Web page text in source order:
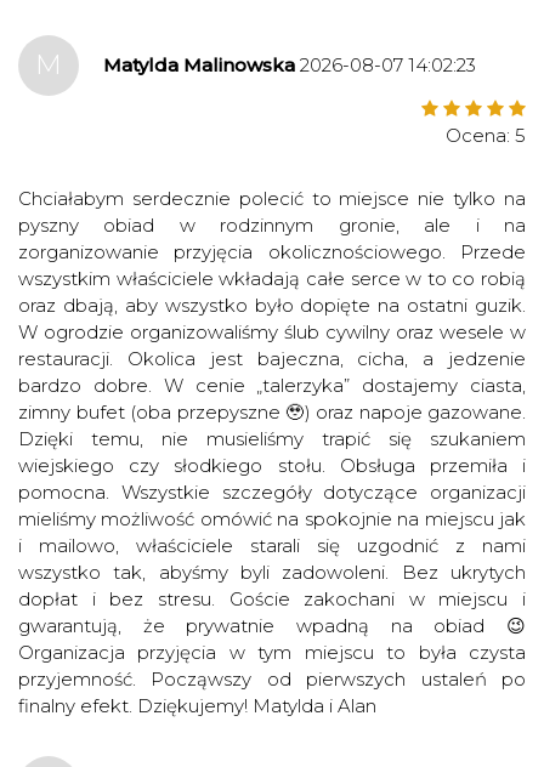
M Matylda Malinowska 2026-08-07 14:02:23
Ocena: 5
Chciałabym serdecznie polecić to miejsce nie tylko na
pyszny obiad w rodzinnym gronie, ale i na
zorganizowanie przyjęcia okolicznościowego. Przede
wszystkim właściciele wkładają całe serce w to co robią
oraz dbają, aby wszystko było dopięte na ostatni guzik.
W ogrodzie organizowaliśmy ślub cywilny oraz wesele w
restauracji. Okolica jest bajeczna, cicha, a jedzenie
bardzo dobre. W cenie „talerzyka” dostajemy ciasta,
zimny bufet (oba przepyszne 🥹) oraz napoje gazowane.
Dzięki temu, nie musieliśmy trapić się szukaniem
wiejskiego czy słodkiego stołu. Obsługa przemiła i
pomocna. Wszystkie szczegóły dotyczące organizacji
mieliśmy możliwość omówić na spokojnie na miejscu jak
i mailowo, właściciele starali się uzgodnić z nami
wszystko tak, abyśmy byli zadowoleni. Bez ukrytych
dopłat i bez stresu. Goście zakochani w miejscu i
gwarantują, że prywatnie wpadną na obiad 😉
Organizacja przyjęcia w tym miejscu to była czysta
przyjemność. Począwszy od pierwszych ustaleń po
finalny efekt. Dziękujemy! Matylda i Alan